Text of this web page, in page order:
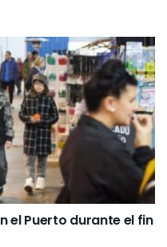
el Puerto durante el fin